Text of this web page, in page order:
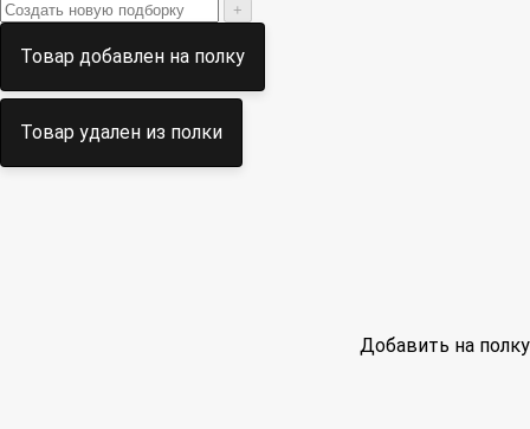
+
Товар добавлен на полку
Товар удален из полки
Добавить на полку